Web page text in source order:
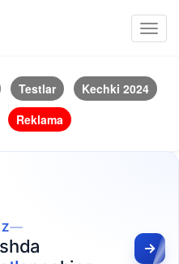
Testlar
Kechki 2024
Reklama